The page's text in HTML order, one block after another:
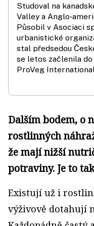
Studoval na
Valley a
Působil v Asociaci
urbanistické
stal předsedou
se letos začlenila
ProVeg
Dalším bodem, o
rostlinných
že mají nižší
potraviny. Je to
Existují už i
výživově dotahují